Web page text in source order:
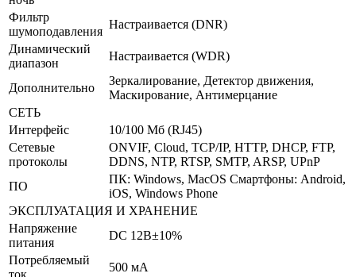
Фильтр
шумоподавления
Настраивается (DNR)
Динамический
диапазон
Настраивается (WDR)
Дополнительно
Зеркалирование, Детектор движения,
Маскирование, Антимерцание
СЕТЬ
Интерфейс
10/100 Мб (RJ45)
Сетевые
протоколы
ONVIF, Cloud, TCP/IP, HTTP, DHCP, FTP,
DDNS, NTP, RTSP, SMTP, ARSP, UPnP
ПО
ПК: Windows, MacOS Смартфоны: Android,
iOS, Windows Phone
ЭКСПЛУАТАЦИЯ И ХРАНЕНИЕ
Напряжение
питания
DC 12В±10%
Потребляемый
500 мА